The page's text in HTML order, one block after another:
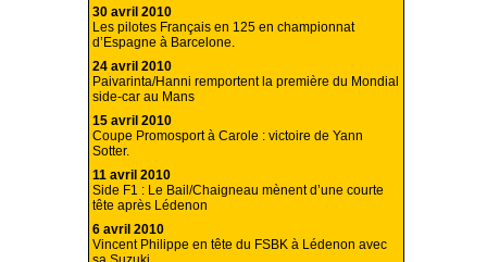
30 avril 2010
Les pilotes Français en 125 en championnat
d’Espagne à Barcelone.
24 avril 2010
Paivarinta/Hanni remportent la première du Mondial
side-car au Mans
15 avril 2010
Coupe Promosport à Carole : victoire de Yann
Sotter.
11 avril 2010
Side F1 : Le Bail/Chaigneau mènent d’une courte
tête après Lédenon
6 avril 2010
Vincent Philippe en tête du FSBK à Lédenon avec